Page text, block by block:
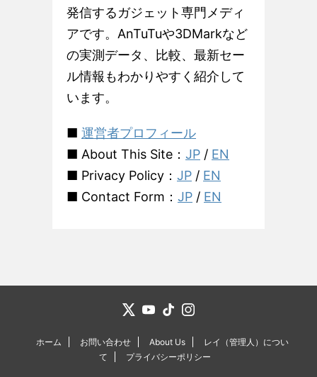
発信するガジェット専門メディ
アです。AnTuTuや3DMarkなど
の実測データ、比較、最新セー
ル情報もわかりやすく紹介して
います。
■ 運営者プロフィール
■ About This Site： JP / EN
■ Privacy Policy： JP / EN
■ Contact Form： JP / EN
ホーム お問い合わせ About Us
レイ（管理人）につい
て
プライバシーポリシー